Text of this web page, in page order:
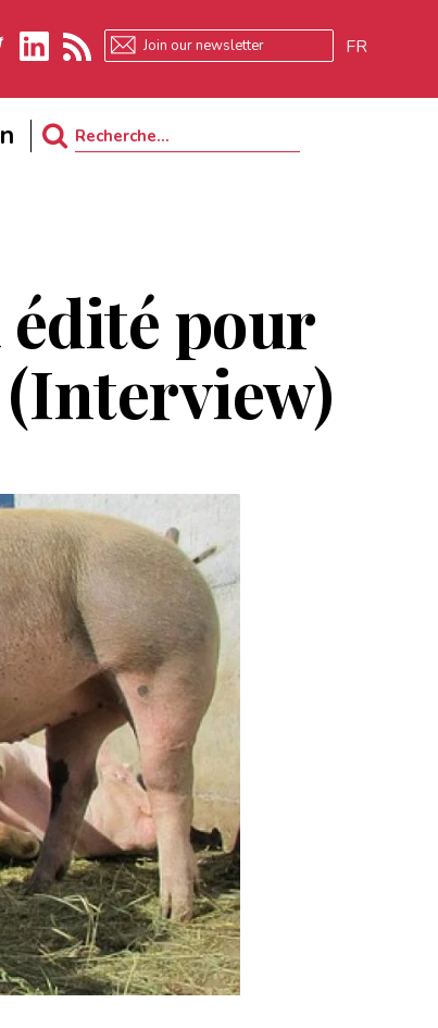
LinkedIn
FR
Search
édité pour
(Interview)